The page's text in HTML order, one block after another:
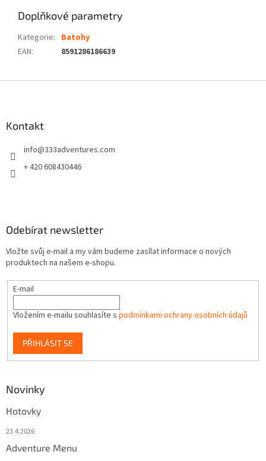
Doplňkové parametry
Kategorie: Batohy
EAN: 8591286186639
Kontakt
info@333adventures.com
+ 420 608430446
Odebírat newsletter
Vložte svůj e-mail a my vám budeme zasílat informace o nových
produktech na našem e-shopu.
E-mail
Vložením e-mailu souhlasíte s podmínkami ochrany osobních údajů
PŘIHLÁSIT SE
Novinky
Hotovky
23.4.2026
Adventure Menu